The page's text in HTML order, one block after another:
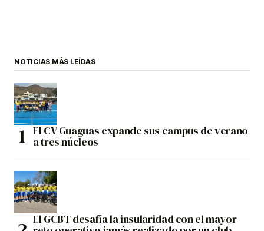
NOTICIAS MÁS LEÍDAS
El CV Guaguas expande sus campus de verano
a tres núcleos
El GCBT desafía la insularidad con el mayor